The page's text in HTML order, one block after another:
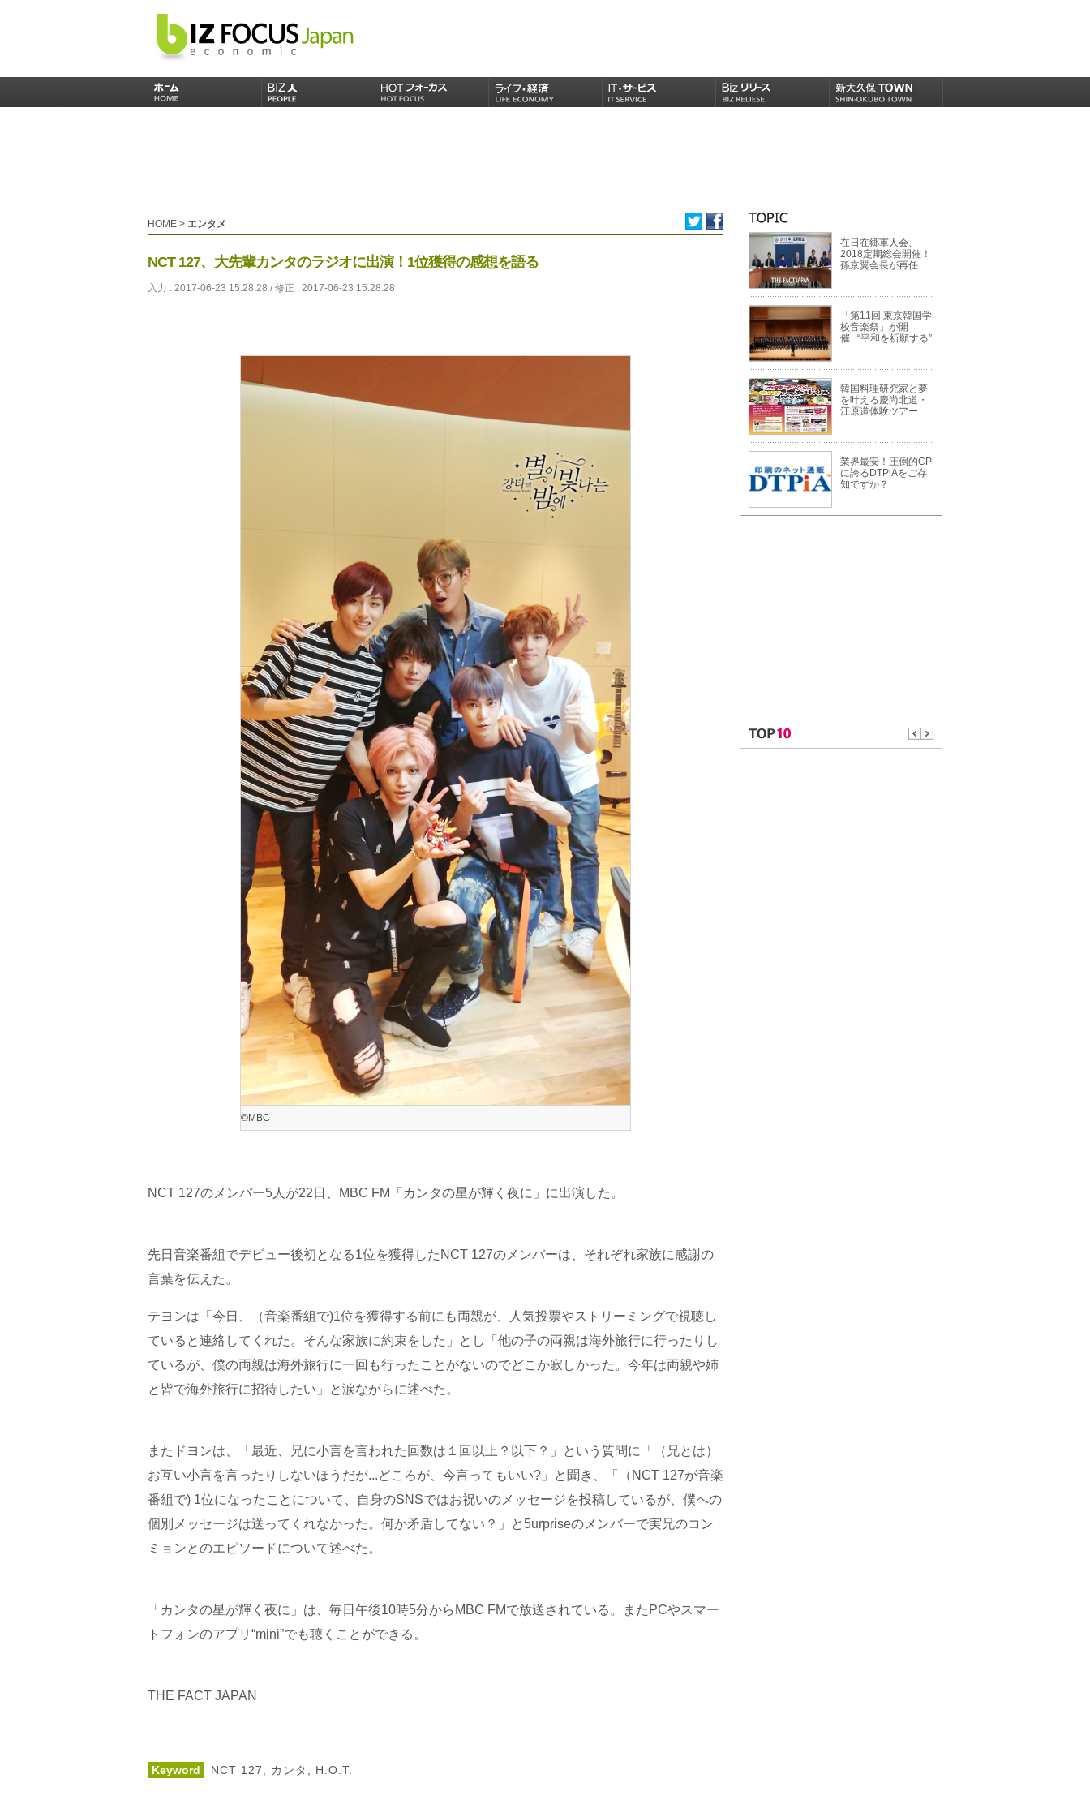
HOME > エンタメ
NCT 127、大先輩カンタのラジオに出演！1位獲得の感想を語る
入力 : 2017-06-23 15:28:28 / 修正 : 2017-06-23 15:28:28
©MBC
NCT 127のメンバー5人が22日、MBC FM「カンタの星が輝く夜に」に出演した。
先日音楽番組でデビュー後初となる1位を獲得したNCT 127のメンバーは、それぞれ家族に感謝の
言葉を伝えた。
テヨンは「今日、（音楽番組で)1位を獲得する前にも両親が、人気投票やストリーミングで視聴し
ていると連絡してくれた。そんな家族に約束をした」とし「他の子の両親は海外旅行に行ったりし
ているが、僕の両親は海外旅行に一回も行ったことがないのでどこか寂しかった。今年は両親や姉
と皆で海外旅行に招待したい」と涙ながらに述べた。
またドヨンは、「最近、兄に小言を言われた回数は１回以上？以下？」という質問に「（兄とは）
お互い小言を言ったりしないほうだが...どころが、今言ってもいい?」と聞き、「（NCT 127が音楽
番組で) 1位になったことについて、自身のSNSではお祝いのメッセージを投稿しているが、僕への
個別メッセージは送ってくれなかった。何か矛盾してない？」と5urpriseのメンバーで実兄のコン
ミョンとのエピソードについて述べた。
「カンタの星が輝く夜に」は、毎日午後10時5分からMBC FMで放送されている。またPCやスマー
トフォンのアプリ“mini”でも聴くことができる。
THE FACT JAPAN
Keyword NCT 127 カンタ H.O.T.
在日在郷軍人会、
2018定期総会開催！
孫京翼会長が再任
「第11回 東京韓国学
校音楽祭」が開
催...“平和を祈願する”
韓国料理研究家と夢
を叶える慶尚北道・
江原道体験ツアー
業界最安！圧倒的CP
に誇るDTPiAをご存
知ですか？